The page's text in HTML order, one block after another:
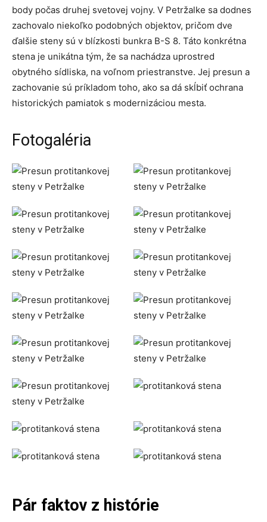
body počas druhej svetovej vojny. V Petržalke sa dodnes
zachovalo niekoľko podobných objektov, pričom dve
ďalšie steny sú v blízkosti bunkra B-S 8. Táto konkrétna
stena je unikátna tým, že sa nachádza uprostred
obytného sídliska, na voľnom priestranstve. Jej presun a
zachovanie sú príkladom toho, ako sa dá skĺbiť ochrana
historických pamiatok s modernizáciou mesta.
Fotogaléria
Pár faktov z histórie